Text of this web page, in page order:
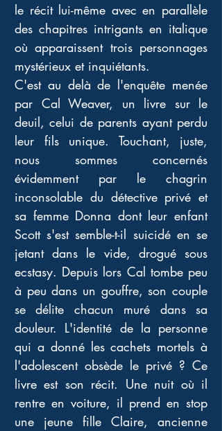
le récit lui-même avec en parallèle
des chapitres intrigants en italique
où apparaissent trois personnages
mystérieux et inquiétants.
C'est au delà de l'enquête menée
par Cal Weaver, un livre sur le
deuil, celui de parents ayant perdu
leur fils unique. Touchant, juste,
nous sommes concernés
évidemment par le chagrin
inconsolable du détective privé et
sa femme Donna dont leur enfant
Scott s'est semble-t-il suicidé en se
jetant dans le vide, drogué sous
ecstasy. Depuis lors Cal tombe peu
à peu dans un gouffre, son couple
se délite chacun muré dans sa
douleur. L'identité de la personne
qui a donné les cachets mortels à
l'adolescent obsède le privé ? Ce
livre est son récit. Une nuit où il
rentre en voiture, il prend en stop
une jeune fille Claire, ancienne